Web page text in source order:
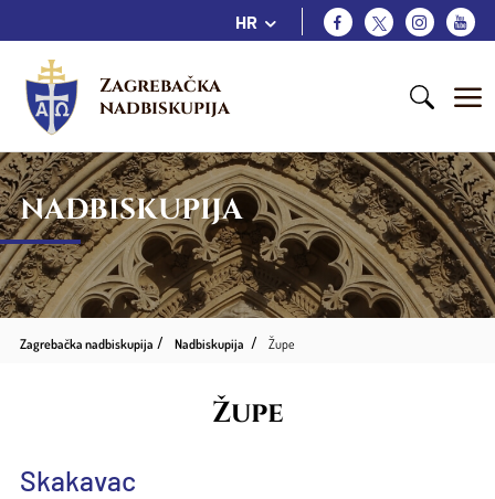
HR
Zagrebačka
nadbiskupija
NADBISKUPIJA
Zagrebačka nadbiskupija Nadbiskupija Župe
Župe
Skakavac